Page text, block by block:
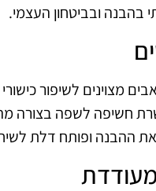
בהבנה ובביטחון העצמי.
מצוינים לשיפור
חשיפה לשפה בצורה
ההבנה ופותח דלת לשיח